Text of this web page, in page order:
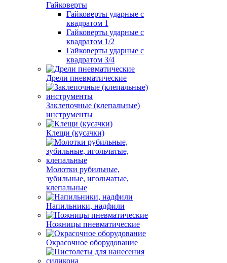
Гайковерты
Гайковерты ударные с
квадратом 1
Гайковерты ударные с
квадратом 1/2
Гайковерты ударные с
квадратом 3/4
Дрели пневматические
Заклепочные (клепальные)
инструменты
Клещи (кусачки)
Молотки рубильные,
зубильные, игольчатые,
клепальные
Напильники, надфили
Ножницы пневматические
Окрасочное оборудование